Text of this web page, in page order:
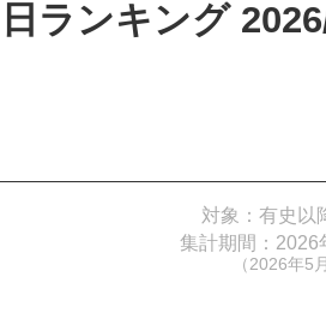
ランキング
対象：有史以
集計期間：2026
（2026年5